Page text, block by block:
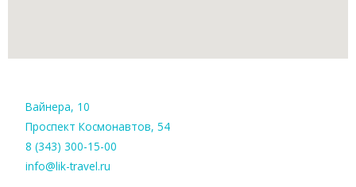
Вайнера, 10
Проспект Космонавтов, 54
8 (343) 300-15-00
info@lik-travel.ru